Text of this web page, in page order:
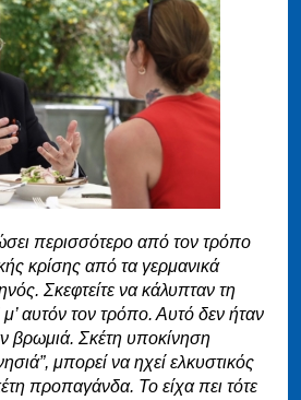
περισσότερο από τον τρόπο
κρίσης από τα γερμανικά
Σκεφτείτε να κάλυπταν τη
αυτόν τον τρόπο. Αυτό δεν ήταν
βρωμιά. Σκέτη υποκίνηση
μπορεί να ηχεί ελκυστικός
προπαγάνδα. Το είχα πει τότε